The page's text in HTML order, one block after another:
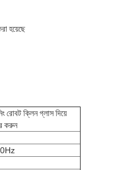
হয়েছে
রোবট ক্লিন গ্লাস দিয়ে
করুন